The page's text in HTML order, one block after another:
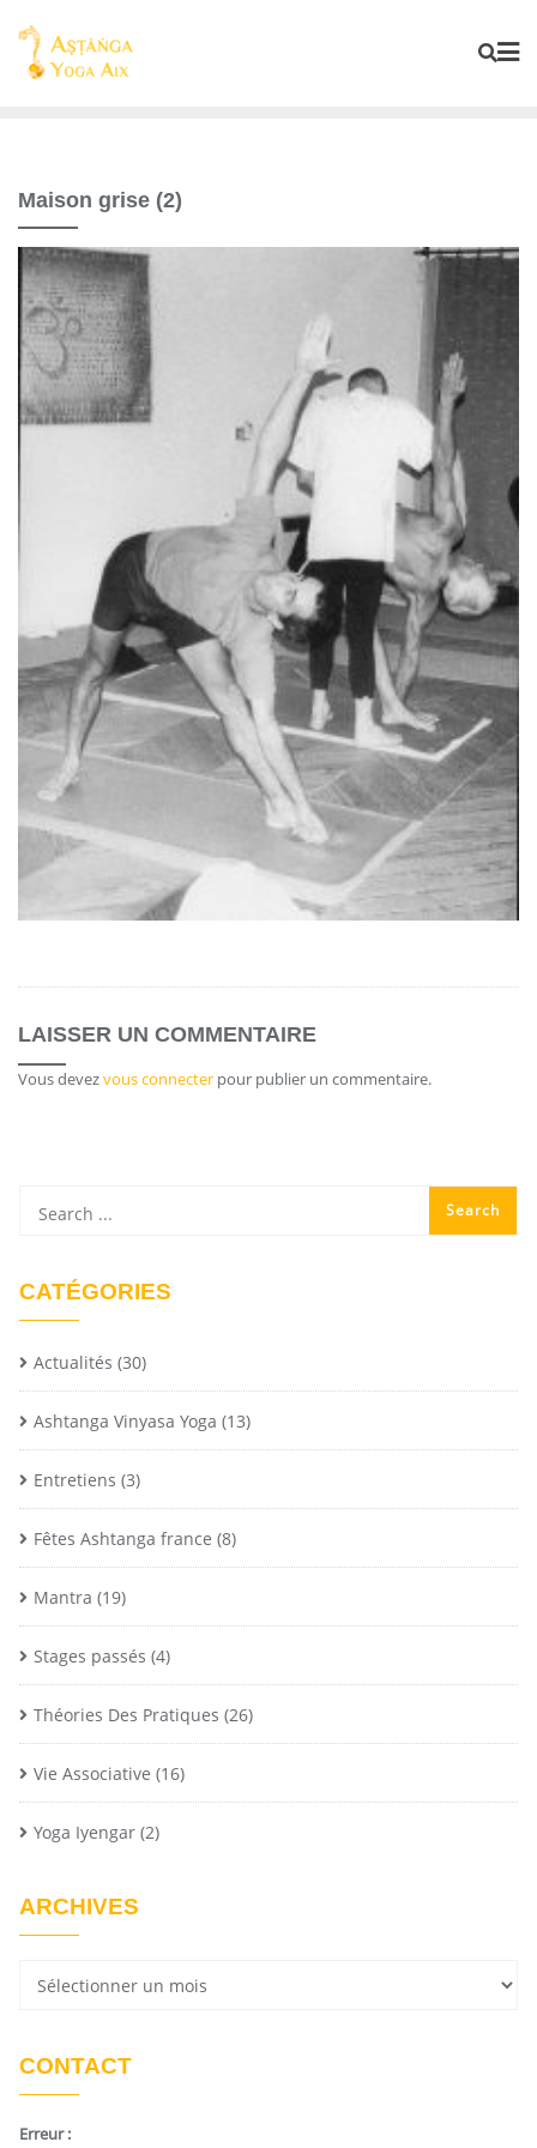
Maison grise (2)
LAISSER UN COMMENTAIRE
Vous devezvous connecter pour publier un commentaire.
CATÉGORIES
Actualités (30)
Ashtanga Vinyasa Yoga (13)
Entretiens (3)
Fêtes Ashtanga france (8)
Mantra (19)
Stages passés (4)
Théories Des Pratiques (26)
Vie Associative (16)
Yoga Iyengar (2)
ARCHIVES
CONTACT
Erreur :